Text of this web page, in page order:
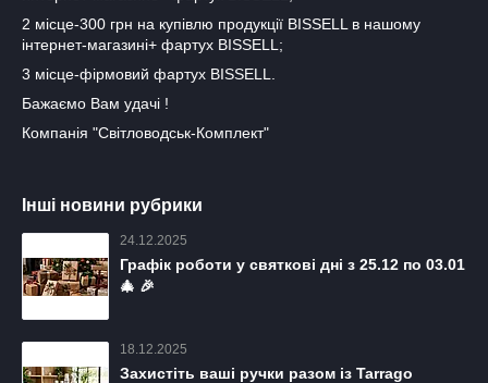
2 місце-300 грн на купівлю продукції BISSELL в нашому
інтернет-магазині+ фартух BISSELL;
3 місце-фірмовий фартух BISSELL.
Бажаємо Вам удачі !
Компанія "Світловодськ-Комплект"
Інші новини рубрики
24.12.2025
Графік роботи у святкові дні з 25.12 по 03.01
🎄 🎉
18.12.2025
Захистіть ваші ручки разом із Tarrago